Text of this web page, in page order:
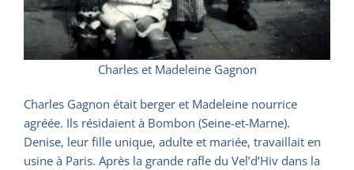
Charles et Madeleine Gagnon
Charles Gagnon était berger et Madeleine nourrice
agréée. Ils résidaient à Bombon (Seine-et-Marne).
Denise, leur fille unique, adulte et mariée, travaillait en
usine à Paris. Après la grande rafle du Vel’d’Hiv dans la